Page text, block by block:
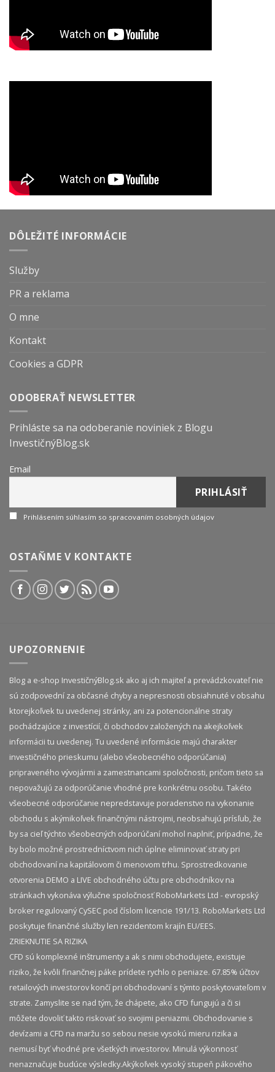
DÔLEŽITÉ INFORMÁCIE
Služby
PR a reklama
O mne
Kontakt
Cookies a GDPR
ODOBERAŤ NEWSLETTER
Prihláste sa na odoberanie noviniek z Blogu
InvestičnýBlog.sk
Email
Prihlásením súhlasím so spracovaním osobných údajov
OSTAŇME V KONTAKTE
UPOZORNENIE
Blog a e-shop InvestičnýBlog.sk ako aj ich majiteľ a prevádzkovateľ nie
sú zodpovední za občasné chyby a nepresnosti obsiahnuté v obsahu
ktorejkoľvek tu uvedenej stránky, ani za potencionálne straty
pochádzajúce z investícií, či obchodov založených na akejkoľvek
informácii tu uvedenej. Tu uvedené informácie majú charakter
investičného prieskumu (alebo všeobecného odporúčania)
pripraveného vývojármi a zamestnancami spoločnosti, pričom tieto sa
nepovažujú za odporúčanie vhodné pre konkrétnu osobu. Takéto
všeobecné odporúčanie nepredstavuje poradenstvo na vykonanie
obchodu s akýmikoľvek finančnými nástrojmi, neobsahujú prísľub, že
by sa cieľ týchto všeobecných odporúčaní mohol naplniť, prípadne, že
by bolo možné prostredníctvom nich úplne eliminovať straty pri
obchodovaní na kapitálovom či menovom trhu. Sprostredkovanie
otvorenia DEMO a LIVE obchodného účtu pre obchodníkov na
stránkach vykonáva výlučne spoločnosť RoboMarkets Ltd - evropský
broker regulovaný CySEC pod číslom licencie 191/13. RoboMarkets Ltd
poskytuje finančné služby len rezidentom krajín EU/EES.
ZRIEKNUTIE SA RIZIKA
CFD sú komplexné inštrumenty a ak s nimi obchodujete, existuje
riziko, že kvôli finančnej páke prídete rychlo o peniaze. 67.85% účtov
retailových investorov končí pri obchodovaní s týmto poskytovateľom v
strate. Zamyslite se nad tým, že chápete, ako CFD fungujú a či si
môžete dovoliť takto riskovať so svojimi peniazmi. Obchodovanie s
devízami a CFD na maržu so sebou nesie vysokú mieru rizika a
nemusí byť vhodné pre všetkých investorov. Minulá výkonnosť
nenaznačuje budúce výsledky.​ Akýkoľvek vysoký stupeň pákového